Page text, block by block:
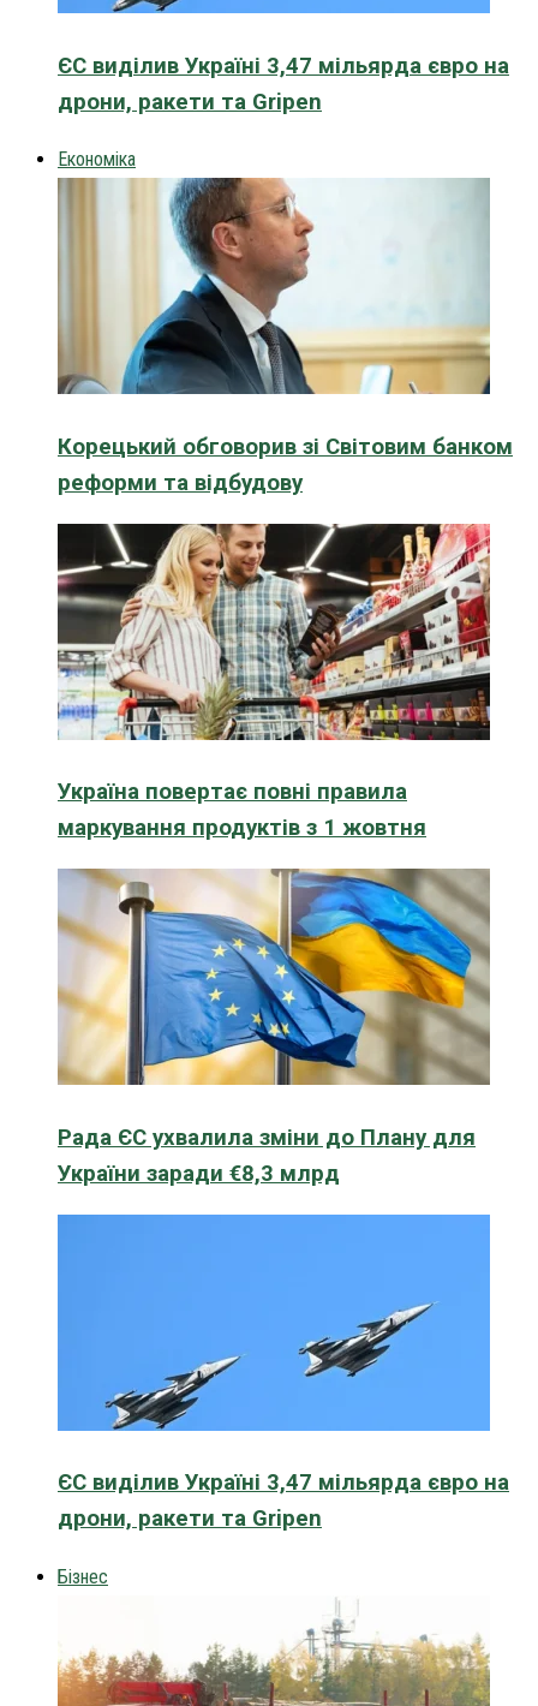
ЄС виділив Україні 3,47 мільярда євро на
дрони, ракети та Gripen
Економіка
Корецький обговорив зі Світовим банком
реформи та відбудову
Україна повертає повні правила
маркування продуктів з 1 жовтня
Рада ЄС ухвалила зміни до Плану для
України заради €8,3 млрд
ЄС виділив Україні 3,47 мільярда євро на
дрони, ракети та Gripen
Бізнес